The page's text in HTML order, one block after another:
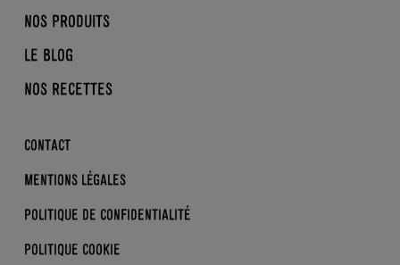
BIO, NORMAND, ÉQUITABLE
B CORP
LA CONVERSION EN BIO
REINE MATHILDE
DDM
NOS PRODUITS
BRASSÉS
DESSERTS
ENFANTS
LE BLOG
NOS ACTUS
LES BONS GESTES
DERRIÈRE L’ÉTIQUETTE
NOS RECETTES
CONTACT
MENTIONS LÉGALES
POLITIQUE DE CONFIDENTIALITÉ
POLITIQUE COOKIE